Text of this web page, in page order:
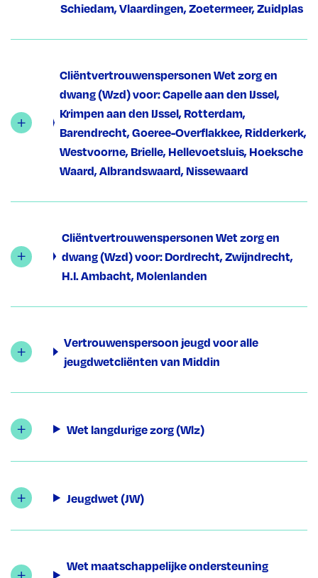
Schiedam, Vlaardingen, Zoetermeer, Zuidplas
Cliëntvertrouwenspersonen Wet zorg en
dwang (Wzd) voor: Capelle aan den IJssel,
Krimpen aan den IJssel, Rotterdam,
Barendrecht, Goeree-Overflakkee, Ridderkerk,
Westvoorne, Brielle, Hellevoetsluis, Hoeksche
Waard, Albrandswaard, Nissewaard
Cliëntvertrouwenspersonen Wet zorg en
dwang (Wzd) voor: Dordrecht, Zwijndrecht,
H.I. Ambacht, Molenlanden
Vertrouwenspersoon jeugd voor alle
jeugdwetcliënten van Middin
Wet langdurige zorg (Wlz)
Jeugdwet (JW)
Wet maatschappelijke ondersteuning